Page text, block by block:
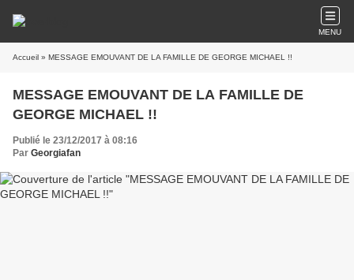
MENU
Accueil » MESSAGE EMOUVANT DE LA FAMILLE DE GEORGE MICHAEL !!
MESSAGE EMOUVANT DE LA FAMILLE DE
GEORGE MICHAEL !!
Publié le 23/12/2017 à 08:16
Par Georgiafan